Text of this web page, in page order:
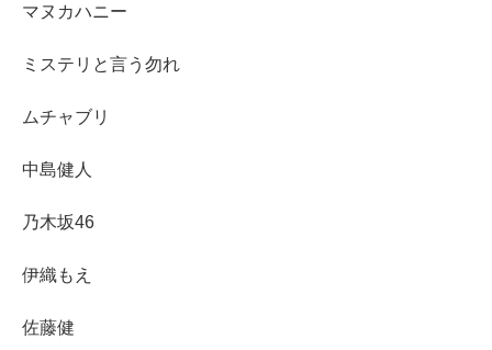
マヌカハニー
ミステリと言う勿れ
ムチャブリ
中島健人
乃木坂46
伊織もえ
佐藤健